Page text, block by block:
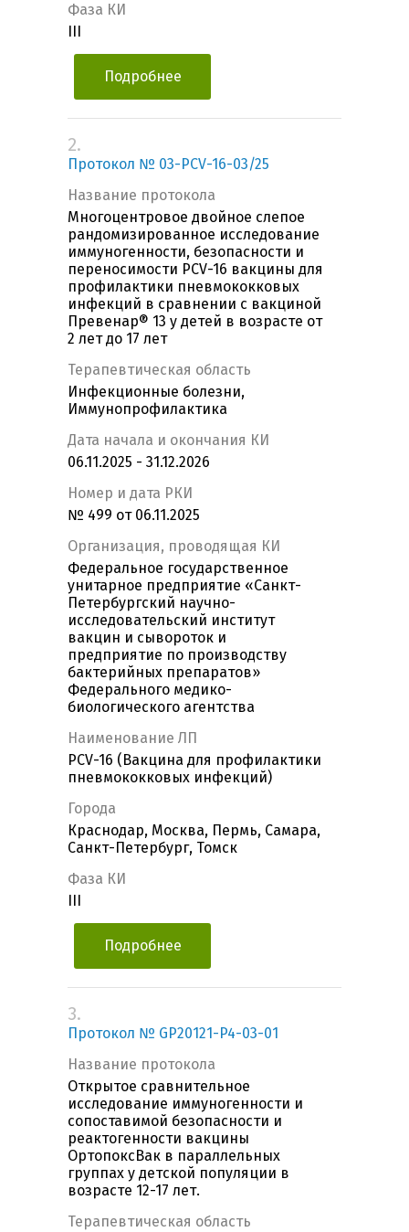
Фаза КИ
Подробнее
2.
Протокол № 03-PCV-16-03/25
Название протокола
Многоцентровое двойное слепое
рандомизированное исследование
иммуногенности, безопасности и
переносимости PCV-16 вакцины для
профилактики пневмококковых
инфекций в сравнении с вакциной
Превенар® 13 у детей в возрасте от
2 лет до 17 лет
Терапевтическая область
Инфекционные болезни,
Иммунопрофилактика
Дата начала и окончания КИ
06.11.2025 - 31.12.2026
Номер и дата РКИ
№ 499 от 06.11.2025
Организация, проводящая КИ
Федеральное государственное
унитарное предприятие «Санкт-
Петербургский научно-
исследовательский институт
вакцин и сывороток и
предприятие по производству
бактерийных препаратов»
Федерального медико-
биологического агентства
Наименование ЛП
PCV-16 (Вакцина для профилактики
пневмококковых инфекций)
Города
Краснодар, Москва, Пермь, Самара,
Санкт-Петербург, Томск
Фаза КИ
Подробнее
3.
Протокол № GP20121-P4-03-01
Название протокола
Открытое сравнительное
исследование иммуногенности и
сопоставимой безопасности и
реактогенности вакцины
ОртопоксВак в параллельных
группах у детской популяции в
возрасте 12-17 лет.
Терапевтическая область